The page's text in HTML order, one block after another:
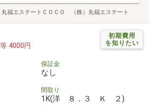
丸福エステートＣＯＣＯ （株）丸福エステート
初期費用
を知りたい
4000円
保証金
なし
間取り
1K(洋 ８．３ Ｋ ２)